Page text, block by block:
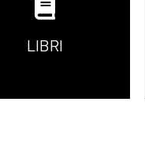
LIBRI